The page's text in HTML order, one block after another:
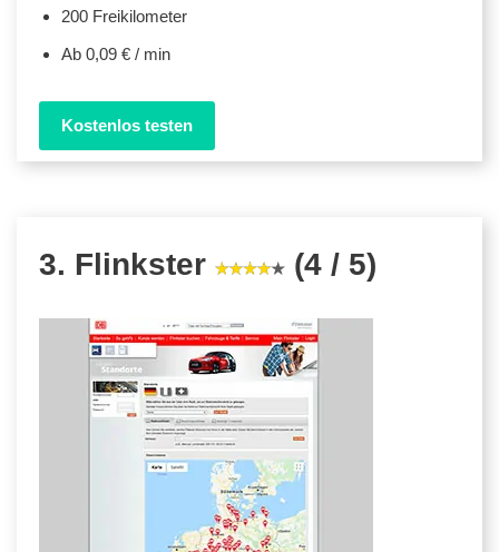
200 Freikilometer
Ab 0,09 € / min
Kostenlos testen
3. Flinkster (4 / 5)